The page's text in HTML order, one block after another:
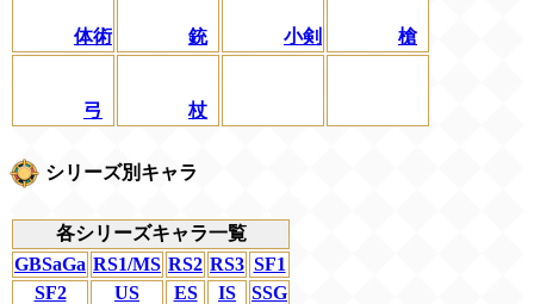
体術 銃 小剣 槍
弓 杖
シリーズ別キャラ
各シリーズキャラ一覧
GBSaGa RS1/MS RS2 RS3 SF1
SF2
US ES IS
SSG